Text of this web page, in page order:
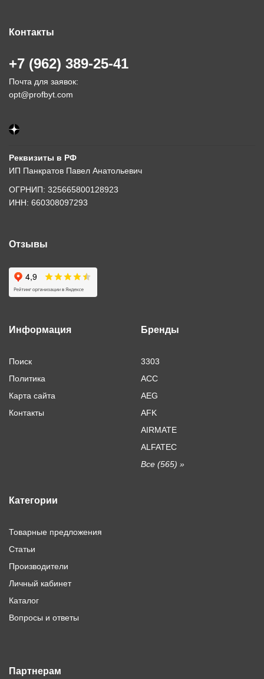
Контакты
+7 (962) 389-25-41
Почта для заявок:
opt@profbyt.com
Реквизиты в РФ
ИП Панкратов Павел Анатольевич
ОГРНИП: 325665800128923
ИНН: 660308097293
Отзывы
Информация
Поиск
Политика
Карта сайта
Контакты
Бренды
3303
ACC
AEG
AFK
AIRMATE
ALFATEC
Все (565) »
Категории
Товарные предложения
Статьи
Производители
Личный кабинет
Каталог
Вопросы и ответы
Партнерам